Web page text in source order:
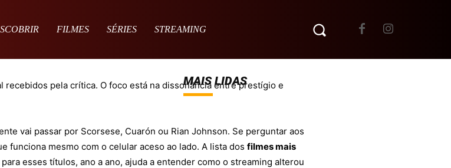
FILMES SÉRIES STREAMING
pela crítica. O foco está na dissonância entre prestígio e
vai passar por Scorsese, Cuarón ou Rian Johnson. Se perguntar aos
funciona mesmo com o celular aceso ao lado. A lista dosfilmes mais
esses títulos, ano a ano, ajuda a entender como o streaming alterou
MAIS LIDAS